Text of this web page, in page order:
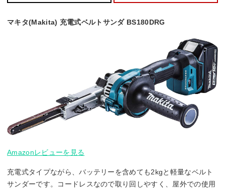
マキタ(Makita) 充電式ベルトサンダ BS180DRG
Amazonレビューを見る
充電式タイプながら、バッテリーを含めても2kgと軽量なベルト
サンダーです。コードレスなので取り回しやすく、屋外での使用